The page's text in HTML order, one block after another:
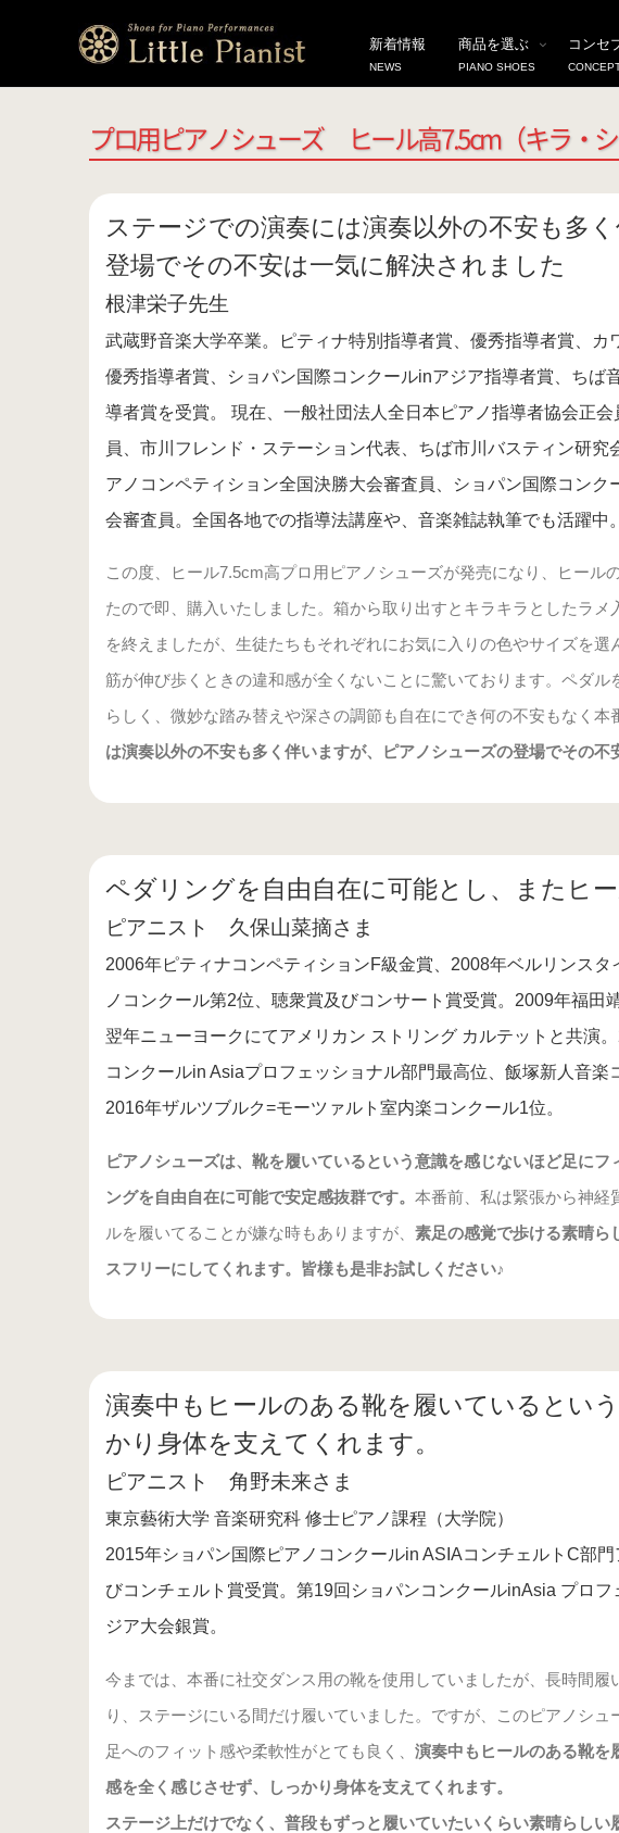
新着情報
NEWS
商品を選ぶ
PIANO SHOES
コンセ
プロ用ピアノシューズ（ヒール高約7.5cm） プロ用ピアノシューズ ヒール高7.5cm（
プロ用ピアノシューズ ヒール高7.5cm（キラ・シ
ステージでの演奏には演奏以外の不安も多
登場でその不安は一気に解決されました
根津栄子先生
武蔵野音楽大学卒業。ピティナ特別指導者賞、優秀指導者賞、カ
優秀指導者賞、ショパン国際コンクールinアジア指導者賞、ちば
導者賞を受賞。 現在、一般社団法人全日本ピアノ指導者協会正
員、市川フレンド・ステーション代表、ちば市川バスティン研究
アノコンペティション全国決勝大会審査員、ショパン国際コンク
会審査員。全国各地での指導法講座や、音楽雑誌執筆でも活躍中。
この度、ヒール7.5cm高プロ用ピアノシューズが発売になり、ヒール
たので即、購入いたしました。箱から取り出すとキラキラとしたラ
を終えましたが、生徒たちもそれぞれにお気に入りの色やサイズを
筋が伸び歩くときの違和感が全くないことに驚いております。ペダ
らしく、微妙な踏み替えや深さの調節も自在にでき何の不安もなく本
は演奏以外の不安も多く伴いますが、ピアノシューズの登場でその不
ペダリングを自由自在に可能とし、またヒ
ピアニスト 久保山菜摘さま
2006年ピティナコンペティションF級金賞、2008年ベルリンスタ
ノコンクール第2位、聴衆賞及びコンサート賞受賞。2009年福田
翌年ニューヨークにてアメリカン ストリング カルテットと共演
コンクールin Asiaプロフェッショナル部門最高位、飯塚新人音楽
2016年ザルツブルク=モーツァルト室内楽コンクール1位。
ピアノシューズは、靴を履いているという意識を感じないほど足にフ
ングを自由自在に可能で安定感抜群です。 本番前、私は緊張から神経
ルを履いてることが嫌な時もありますが、 素足の感覚で歩ける素晴ら
スフリーにしてくれます。皆様も是非お試しください♪
演奏中もヒールのある靴を履いているとい
かり身体を支えてくれます。
ピアニスト 角野未来さま
東京藝術大学 音楽研究科 修士ピアノ課程（大学院）
2015年ショパン国際ピアノコンクールin ASIAコンチェルトC部門
びコンチェルト賞受賞。第19回ショパンコンクールinAsia プロフ
ジア大会銀賞。
今までは、本番に社交ダンス用の靴を使用していましたが、長時間履
り、ステージにいる間だけ履いていました。ですが、このピアノシュ
足へのフィット感や柔軟性がとても良く、 演奏中もヒールのある靴を
感を全く感じさせず、しっかり身体を支えてくれます。
ステージ上だけでなく、普段もずっと履いていたいくらい素晴らし